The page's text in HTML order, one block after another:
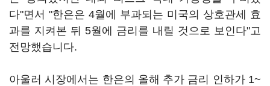
다"면서 "한은은 4월에 부과되는 미국의 상호관세 효
과를 지켜본 뒤 5월에 금리를 내릴 것으로 보인다"고
전망했습니다.
아울러 시장에서는 한은의 올해 추가 금리 인하가 1~